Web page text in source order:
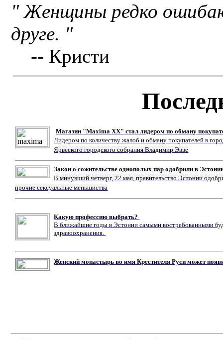
" Женщины редко
друге. "
-- Кристи
Магазин "Maxima XX" стал лидером по обману
Лидером по количеству жалоб и обману покупателей в
Ярвеского городского собрания Владимир Эвве
Закон о сожительстве однополых пар одобрили в
В минувший четверг, 22 мая, правительство Эстонии
прочие сексуальные меньшиства
Какую профессию выбрать?
В ближайшие годы в Эстонии самыми востребованными
здравоохранения.
Женский монастырь во имя Крестителя Руси может